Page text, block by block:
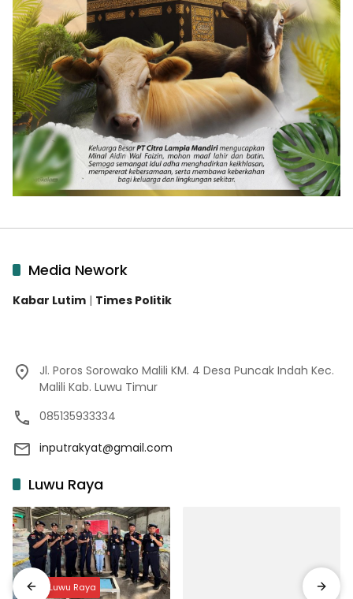
Media Nework
Kabar Lutim | Times Politik
Jl. Poros Sorowako Malili KM. 4 Desa Puncak Indah Kec.
Malili Kab. Luwu Timur
085135933334
inputrakyat@gmail.com
Luwu Raya
Input Luwu Raya